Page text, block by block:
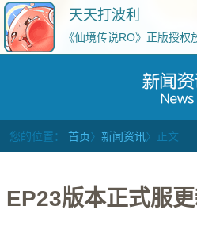
天天打波利
《仙境传说RO》正版授权
您的位置： 首页〉 新闻资讯 〉正文
EP23版本正式服